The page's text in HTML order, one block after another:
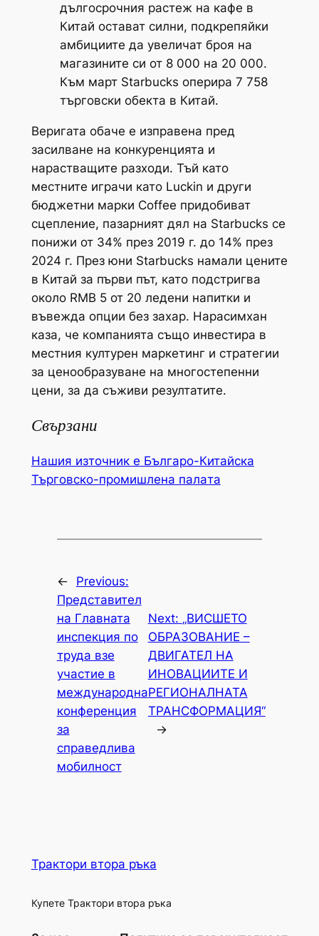
дългосрочния растеж на кафе в
Китай остават силни, подкрепяйки
амбициите да увеличат броя на
магазините си от 8 000 на 20 000.
Към март Starbucks оперира 7 758
търговски обекта в Китай.
Веригата обаче е изправена пред
засилване на конкуренцията и
нарастващите разходи. Тъй като
местните играчи като Luckin и други
бюджетни марки Coffee придобиват
сцепление, пазарният дял на Starbucks се
понижи от 34% през 2019 г. до 14% през
2024 г. През юни Starbucks намали цените
в Китай за първи път, като подстригва
около RMB 5 от 20 ледени напитки и
въвежда опции без захар. Нарасимхан
каза, че компанията също инвестира в
местния културен маркетинг и стратегии
за ценообразуване на многостепенни
цени, за да съживи резултатите.
Свързани
Нашия източник е Българо-Китайска
Търговско-промишлена палaта
←
Previous:
Представител
на Главната
инспекция по
труда взе
участие в
международна
конференция
за
справедлива
мобилност
Next: „ВИСШЕТО
ОБРАЗОВАНИЕ –
ДВИГАТЕЛ НА
ИНОВАЦИИТЕ И
РЕГИОНАЛНАТА
ТРАНСФОРМАЦИЯ“
→
Трактори втора ръка
Купете Трактори втора ръка